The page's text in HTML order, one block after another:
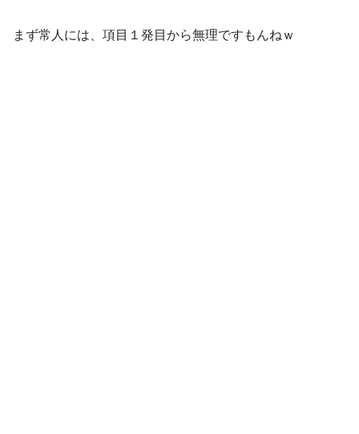
まず常人には、項目１発目から無理ですもんねｗ